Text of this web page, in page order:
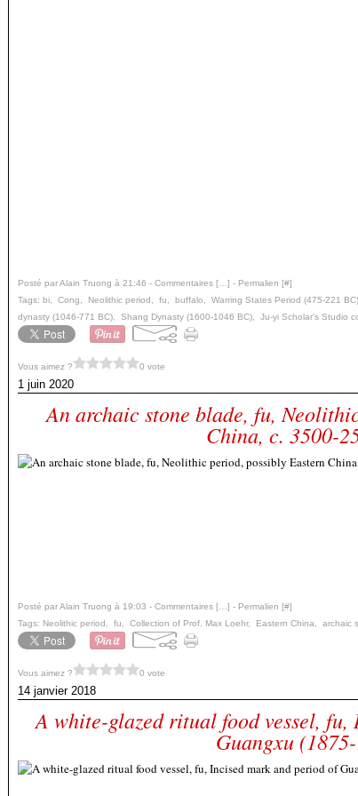
Posté par Alain Truong à 21:46 - Commentaires [ ] - Permalien [#]
Tags: bi Cong Neolithic period fu buffalo Warring States Period (475-221 BC)
dynasty (1046-771 BC)
Shang Dynasty (1600-1046 BC) Ju-yi Scholar’s Studio
Vous aimez ? 0 vote
1 juin 2020
An archaic stone blade, fu,
China, c. 3500-
Posté par Alain Truong à 19:03 - Commentaires [ ] - Permalien [#]
Tags: Neolithic period fu Collection of Prof. Max Loehr, Eastern China archaic
Vous aimez ? 0 vote
14 janvier 2018
A white-glazed ritual food vessel,
Guangxu